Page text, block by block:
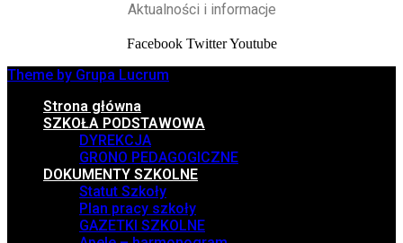
Aktualności i informacje
Facebook Twitter Youtube
Theme by Grupa Lucrum
Strona główna
SZKOŁA PODSTAWOWA
DYREKCJA
GRONO PEDAGOGICZNE
DOKUMENTY SZKOLNE
Statut Szkoły
Plan pracy szkoły
GAZETKI SZKOLNE